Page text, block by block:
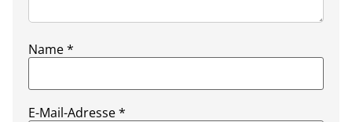
Name*
E-Mail-Adresse*